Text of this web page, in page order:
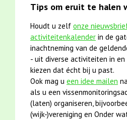
Tips om eruit te halen
Houdt u zelf onze
activiteitenkalender in de
inachtneming van de
- uit diverse activiteiten in
kiezen dat écht bij u past.
Ook mag u een idee mailen
als u een
(laten) organiseren,
(wijk-)vereniging en Onder